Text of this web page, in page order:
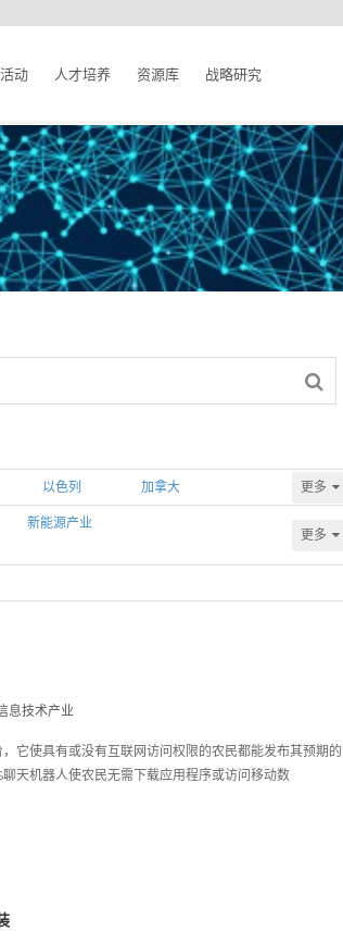
动 人才培养 资源库 战略研究
以色列 加拿大 更多
新能源产业
更多
息技术产业
它使具有或没有互联网访问权限的农民都能发布其预期的
天机器人使农民无需下载应用程序或访问移动数